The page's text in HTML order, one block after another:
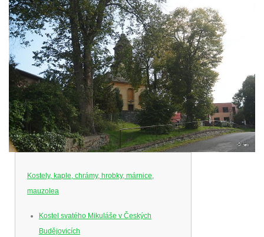
Kostely, kaple, chrámy, hrobky, márnice,
mauzolea
Kostel svatého Mikuláše v Českých
Budějovicích